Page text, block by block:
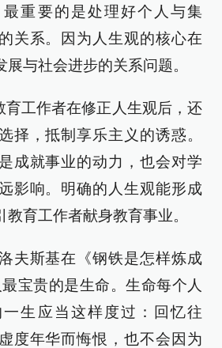
重要的是处理好个人与集
关系。因为人生观的核心在
与社会进步的关系问题。
育工作者在修正人生观后，还
择，抵制享乐主义的诱惑。
成就事业的动力，也会对学
影响。明确的人生观能形成
教育工作者献身教育事业。
夫斯基在《钢铁是怎样炼成
宝贵的是生命。生命每个人
生应当这样度过：回忆往
度年华而悔恨，也不会因为